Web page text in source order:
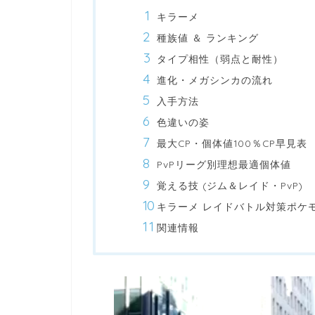
キラーメ
種族値 ＆ ランキング
タイプ相性（弱点と耐性）
進化・メガシンカの流れ
入手方法
色違いの姿
最大CP・個体値100％CP早見表
PvPリーグ別理想最適個体値
覚える技 (ジム＆レイド・PvP)
キラーメ レイドバトル対策ポケ
関連情報